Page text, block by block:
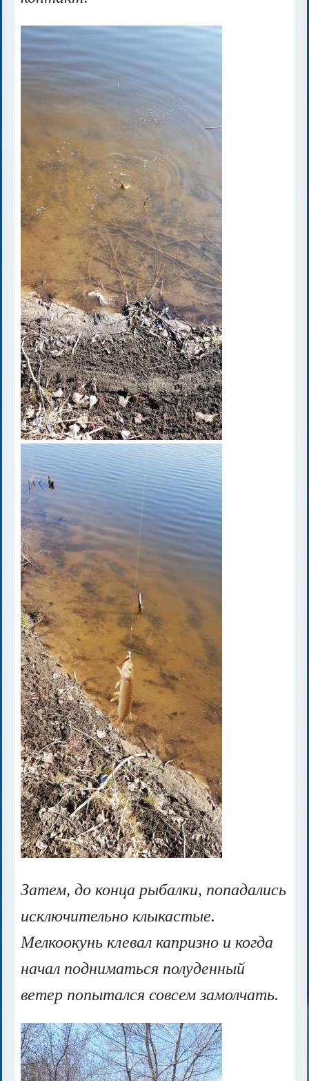
Затем, до конца рыбалки, попадались
исключительно клыкастые.
Мелкоокунь клевал капризно и когда
начал подниматься полуденный
ветер попытался совсем замолчать.